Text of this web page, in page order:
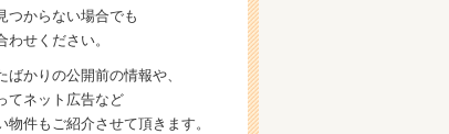
つからない場合でも
わせください。
ばかりの公開前の情報や、
てネット広告など
物件もご紹介させて頂きます。